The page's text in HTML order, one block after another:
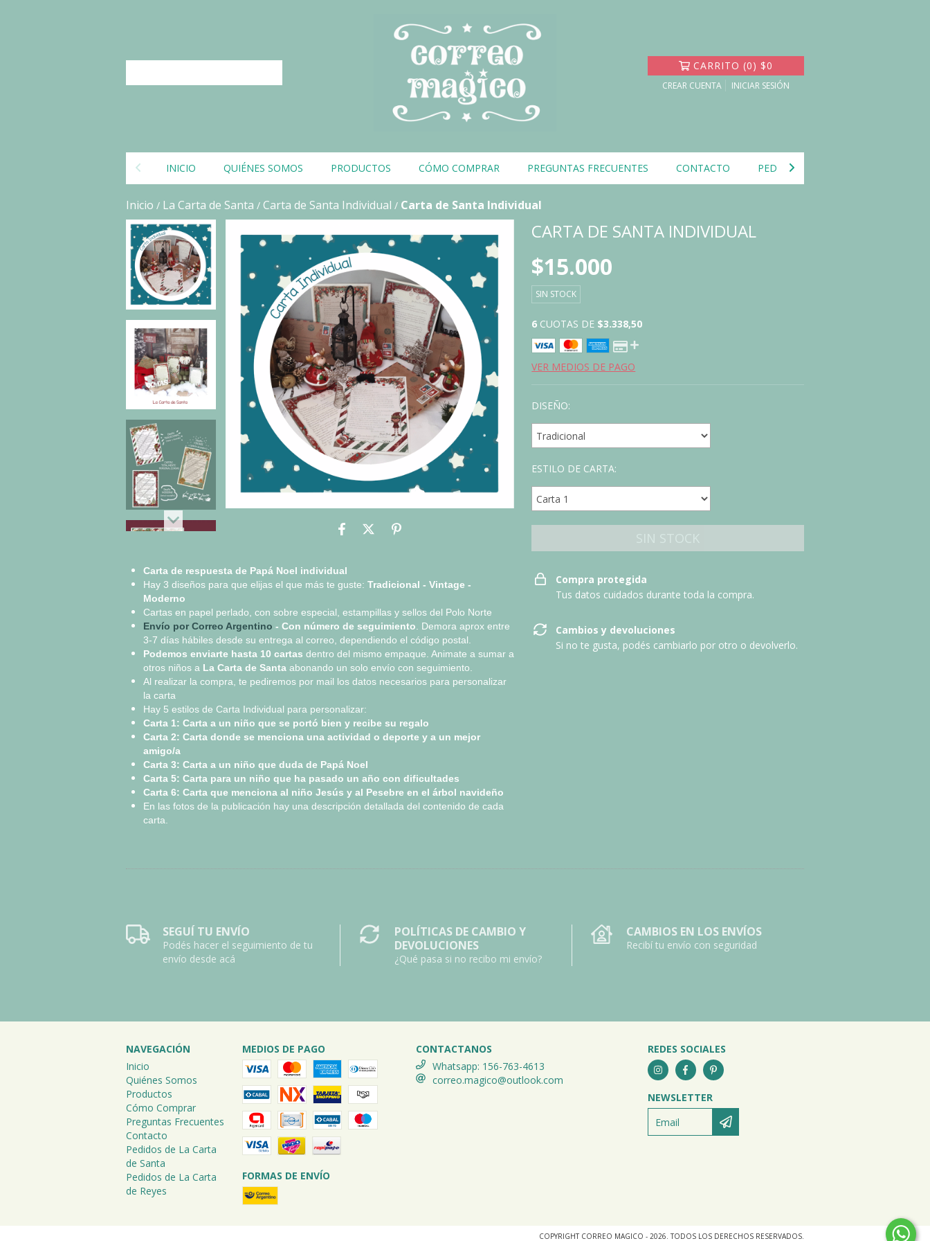
CARRITO (0) $0
CREAR CUENTA INICIAR SESIÓN
INICIO QUIÉNES SOMOS PRODUCTOS CÓMO COMPRAR PREGUNTAS FRECUENTES CONTACTO PEDIDOS DE LA CARTA DE SANTA
Inicio / La Carta de Santa / Carta de Santa Individual / Carta de Santa Individual
Carta de respuesta de Papá Noel individual
Hay 3 diseños para que elijas el que más te guste: Tradicional - Vintage -
Moderno
Cartas en papel perlado, con sobre especial, estampillas y sellos del Polo Norte
Envío por Correo Argentino - Con número de seguimiento . Demora aprox entre
3-7 días hábiles desde su entrega al correo, dependiendo el código postal.
Podemos enviarte hasta 10 cartas dentro del mismo empaque. Animate a sumar a
otros niños a La Carta de Santa abonando un solo envío con seguimiento.
Al realizar la compra, te pediremos por mail los datos necesarios para personalizar
la carta
Hay 5 estilos de Carta Individual para personalizar:​​
​Carta 1: Carta a un niño que se portó bien y recibe su regalo
Carta 2: Carta donde se menciona una actividad o deporte y a un mejor
amigo/a
Carta 3: Carta a un niño que duda de Papá Noel
Carta 5: Carta para un niño que ha pasado un año con dificultades
Carta 6: Carta que menciona al niño Jesús y al Pesebre en el árbol navideño
En las fotos de la publicación hay una descripción detallada del contenido de cada
carta.
CARTA DE SANTA INDIVIDUAL
$15.000
SIN STOCK
6 CUOTAS DE $3.338,50
VER MEDIOS DE PAGO
DISEÑO:
ESTILO DE CARTA:
Compra protegida
Tus datos cuidados durante toda la compra.
Cambios y devoluciones
Si no te gusta, podés cambiarlo por otro o devolverlo.
SEGUÍ TU ENVÍO
Podés hacer el seguimiento de tu
envío desde acá
POLÍTICAS DE CAMBIO Y
DEVOLUCIONES
¿Qué pasa si no recibo mi envío?
CAMBIOS EN LOS ENVÍOS
Recibí tu envío con seguridad
NAVEGACIÓN
Inicio
Quiénes Somos
Productos
Cómo Comprar
Preguntas Frecuentes
Contacto
Pedidos de La Carta
de Santa
Pedidos de La Carta
de Reyes
MEDIOS DE PAGO
FORMAS DE ENVÍO
CONTACTANOS
Whatsapp: 156-763-4613
correo.magico@outlook.com
REDES SOCIALES
NEWSLETTER
COPYRIGHT CORREO MAGICO - 2026. TODOS LOS DERECHOS RESERVADOS.